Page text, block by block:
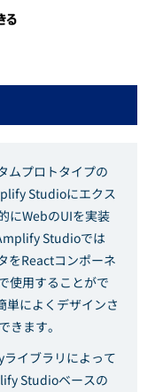
ムプロトタイプの
Studioにエクス
にWebのUIを実装
Studioでは
をReactコンポーネ
使用することがで
単によくデザインさ
きます。
イブラリによって
Studioベースの